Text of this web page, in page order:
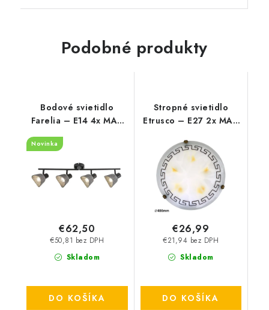
Podobné produkty
Bodové svietidlo
Farelia – E14 4x MAX
10 W – IP20
Novinka
Skladom
€50,81 bez DPH
€62,50
DO KOŠÍKA
Stropné svietidlo
Etrusco – E27 2x MAX
Skladom
€21,94 bez DPH
€26,99
DO KOŠÍKA